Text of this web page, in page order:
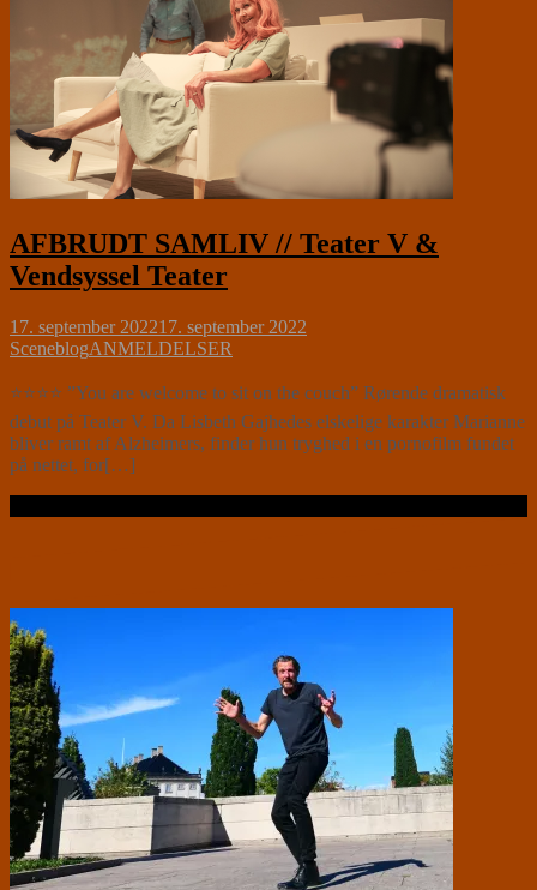
AFBRUDT SAMLIV // Teater V &
Vendsyssel Teater
17. september 202217. september 2022
SceneblogANMELDELSER
⭐⭐⭐⭐ ”You are welcome to sit on the couch” Rørende dramatisk
debut på Teater V. Da Lisbeth Gajhedes elskelige karakter Marianne
bliver ramt af Alzheimers, finder hun tryghed i en pornofilm fundet
på nettet, for[…]